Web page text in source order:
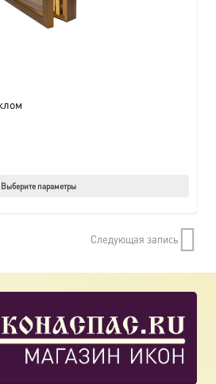
Выберите параметры
можно
Следующая запись